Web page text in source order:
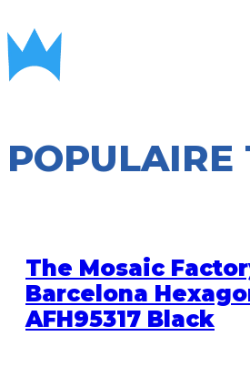
POPULAIRE
The Mosaic
Barcelona
AFH95317 Black